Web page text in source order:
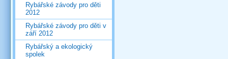
Rybářské závody pro děti
2012
Rybářské závody pro děti v
září 2012
Rybářský a ekologický
spolek